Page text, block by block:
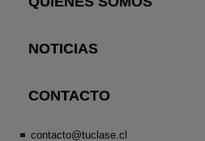
NOTICIAS
CONTACTO
contacto@tuclase.cl